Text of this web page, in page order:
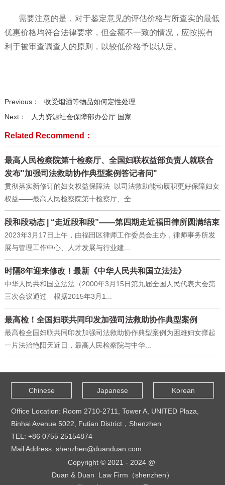
需要注意的是，对于鉴定意见的评估价格与所查实的最低
优惠价格均符合法律要求，但金额不一致的情况，应按照有
利于被审查调查人的原则，以较低价格予以认定。
Previous：
收受烟酒等物品如何定性处理
Next：
人力资源社会保障部办公厅 国家...
Related Recommend：
最高人民检察院第十检察厅、全国妇联权益部负责人就联合
发布"加强司法救助协作典型案例答记者问"
贯彻落实新修订的妇女权益保障法 以司法救助能动履职更好保障妇女
权益——最高人民检察院第十检察厅、全...
段和段动态 | “走近段和段”——第四期走近福田律所圆满结束
2023年3月17日上午，由福田区律师工作委员会主办，律师事务所发
展与管理工作中心、人才发展与行业建...
时隔8年迎来修改！最新《中华人民共和国立法法》
中华人民共和国立法法（2000年3月15日第九届全国人民代表大会第
三次会议通过 根据2015年3月1...
最高检！全国妇联共同印发加强司法救助协作典型案例
最高检全国妇联共同印发加强司法救助协作典型案例为困难妇女撑起
一片法治艳阳天近日，最高人民检察院与中华...
Chinese Japanese Korean
Office Location: Room 2710-2711, Tower A, UNITED Plaza,
Binhai Avenue 5022, Futian District，Shenzhen
TEL: +86 0755 25154874
Mail Address: shenzhen@duanduan.com
Copyright © 2021 - 2024 @
Duan & Duan Law Firm（shenzhen）